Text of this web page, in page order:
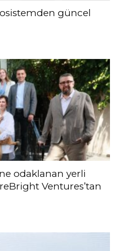
güncel
odaklanan yerli
Ventures’tan